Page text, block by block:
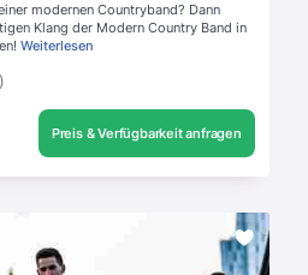
modernen Countryband? Dann
Klang der Modern Country Band in
Weiterlesen
Preis & Verfügbarkeit anfragen